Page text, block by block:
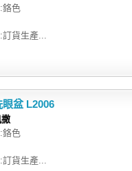
鉻色
貨生產...
眼盆 L2006
鉻色
貨生產...